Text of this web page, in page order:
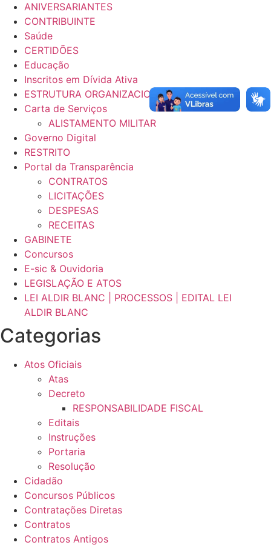
ANIVERSARIANTES
CONTRIBUINTE
Saúde
CERTIDÕES
Educação
Inscritos em Dívida Ativa
ESTRUTURA ORGANIZACIONAL
Carta de Serviços
ALISTAMENTO MILITAR
Governo Digital
RESTRITO
Portal da Transparência
CONTRATOS
LICITAÇÕES
DESPESAS
RECEITAS
GABINETE
Concursos
E-sic & Ouvidoria
LEGISLAÇÃO E ATOS
LEI ALDIR BLANC | PROCESSOS | EDITAL LEI
ALDIR BLANC
Categorias
Atos Oficiais
Atas
Decreto
RESPONSABILIDADE FISCAL
Editais
Instruções
Portaria
Resolução
Cidadão
Concursos Públicos
Contratações Diretas
Contratos
Contratos Antigos